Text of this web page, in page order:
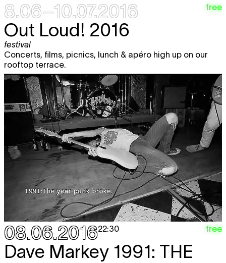
8.06–10.07.2016 free
Out Loud! 2016
festival
Concerts, films, picnics, lunch & apéro high up on our
rooftop terrace.
08.06.201622:30 free
Dave Markey 1991: THE